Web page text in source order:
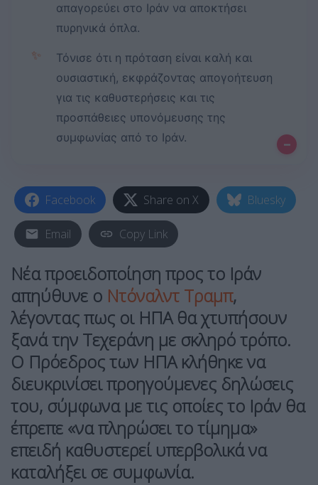
απαγορεύει στο Ιράν να αποκτήσει
πυρηνικά όπλα.
✨
Τόνισε ότι η πρόταση είναι καλή και
ουσιαστική, εκφράζοντας απογοήτευση
για τις καθυστερήσεις και τις
προσπάθειες υπονόμευσης της
συμφωνίας από το Ιράν.
–
Facebook Share on X Bluesky
Email Copy Link
Νέα προειδοποίηση προς το Ιράν
απηύθυνε ο Ντόναλντ Τραμπ,
λέγοντας πως οι ΗΠΑ θα χτυπήσουν
ξανά την Τεχεράνη με σκληρό τρόπο.
Ο Πρόεδρος των ΗΠΑ κλήθηκε να
διευκρινίσει προηγούμενες δηλώσεις
του, σύμφωνα με τις οποίεςτο Ιράν θα
έπρεπε «να πληρώσει το τίμημα»
επειδή καθυστερεί υπερβολικά να
καταλήξει σε συμφωνία.